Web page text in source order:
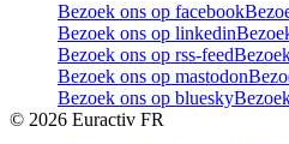
Bezoek ons op facebook
Bezoek ons op linkedin
Bezoek ons op rss-feed
Bezoek ons op mastodon
Bezoek ons op bluesky
© 2026 Euractiv FR